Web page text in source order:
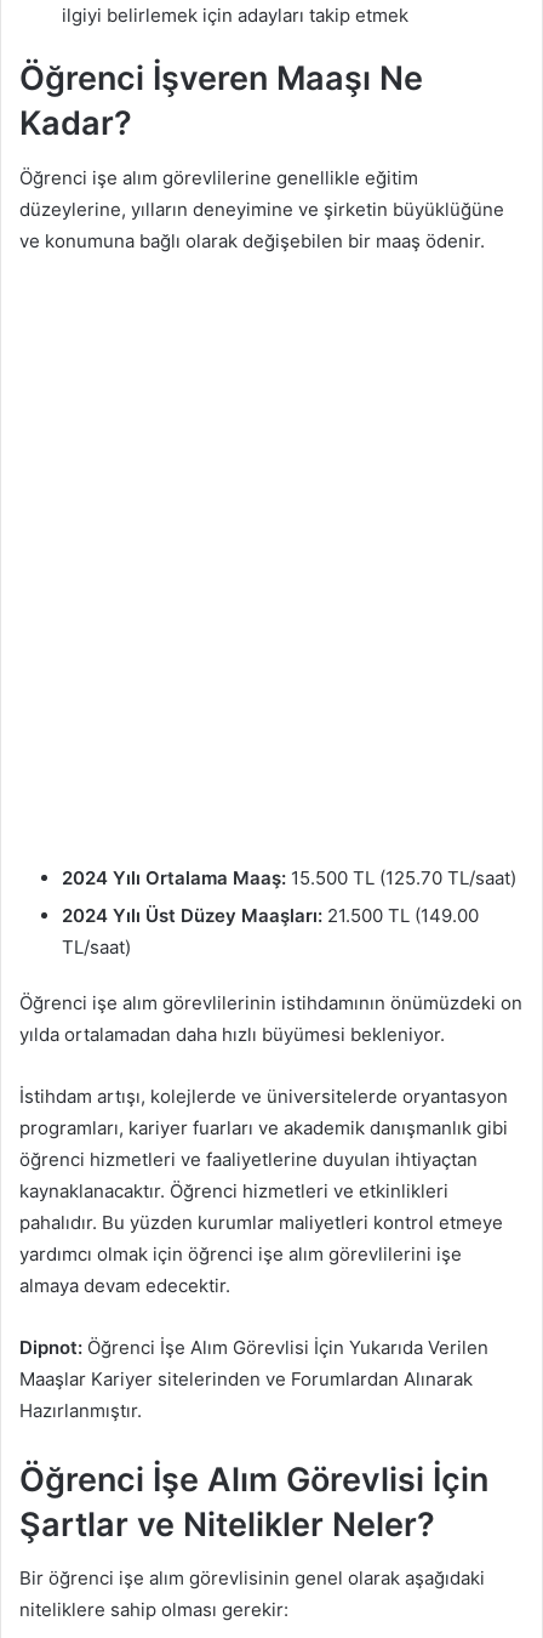
ilgiyi belirlemek için adayları takip etmek
Öğrenci İşveren Maaşı Ne
Kadar?
Öğrenci işe alım görevlilerine genellikle eğitim
düzeylerine, yılların deneyimine ve şirketin büyüklüğüne
ve konumuna bağlı olarak değişebilen bir maaş ödenir.
2024 Yılı Ortalama Maaş: 15.500 TL (125.70 TL/saat)
2024 Yılı Üst Düzey Maaşları: 21.500 TL (149.00
TL/saat)
Öğrenci işe alım görevlilerinin istihdamının önümüzdeki on
yılda ortalamadan daha hızlı büyümesi bekleniyor.
İstihdam artışı, kolejlerde ve üniversitelerde oryantasyon
programları, kariyer fuarları ve akademik danışmanlık gibi
öğrenci hizmetleri ve faaliyetlerine duyulan ihtiyaçtan
kaynaklanacaktır. Öğrenci hizmetleri ve etkinlikleri
pahalıdır. Bu yüzden kurumlar maliyetleri kontrol etmeye
yardımcı olmak için öğrenci işe alım görevlilerini işe
almaya devam edecektir.
Dipnot: Öğrenci İşe Alım Görevlisi İçin Yukarıda Verilen
Maaşlar Kariyer sitelerinden ve Forumlardan Alınarak
Hazırlanmıştır.
Öğrenci İşe Alım Görevlisi İçin
Şartlar ve Nitelikler Neler?
Bir öğrenci işe alım görevlisinin genel olarak aşağıdaki
niteliklere sahip olması gerekir: